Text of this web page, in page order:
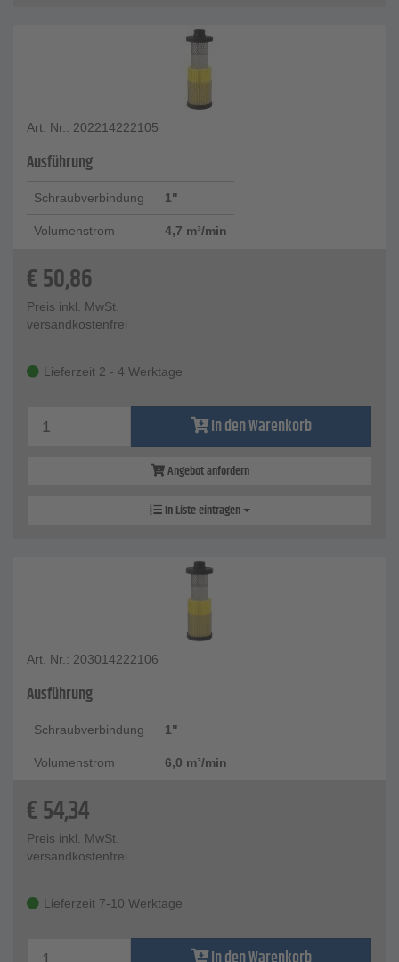
Art. Nr.: 202214222105
Ausführung
Schraubverbindung 1"
Volumenstrom 4,7 m³/min
€50,86
Preis inkl. MwSt.
versandkostenfrei
Lieferzeit 2 - 4 Werktage
In den Warenkorb
Angebot anfordern
In Liste eintragen
Art. Nr.: 203014222106
Ausführung
Schraubverbindung 1"
Volumenstrom 6,0 m³/min
€54,34
Preis inkl. MwSt.
versandkostenfrei
Lieferzeit 7-10 Werktage